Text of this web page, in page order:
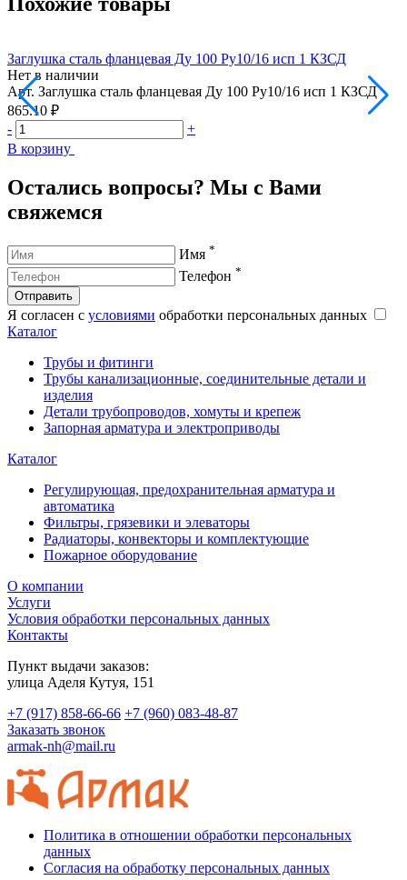
Заглушка сталь фланцевая Ду 100 Ру10/16 исп 1 КЗСД
Нет в наличии
Арт. Заглушка сталь фланцевая Ду 100 Ру10/16 исп 1 КЗСД
865.10 ₽
-
+
В корзину
Остались вопросы? Мы с Вами
свяжемся
Имя *
Телефон *
Отправить
Я согласен с условиями обработки персональных данных
Каталог
Трубы и фитинги
Трубы канализационные, соединительные детали и
изделия
Детали трубопроводов, хомуты и крепеж
Запорная арматура и электроприводы
Каталог
Регулирующая, предохранительная арматура и
автоматика
Фильтры, грязевики и элеваторы
Радиаторы, конвекторы и комплектующие
Пожарное оборудование
О компании
Услуги
Условия обработки персональных данных
Контакты
Пункт выдачи заказов:
​улица Аделя Кутуя, 151
+7 (917) 858-66-66 +7 (960) 083-48-87
Заказать звонок
armak-nh@mail.ru
Политика в отношении обработки персональных
данных
Согласия на обработку персональных данных